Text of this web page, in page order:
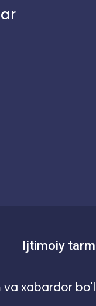
Ijtimoiy
va xabardor